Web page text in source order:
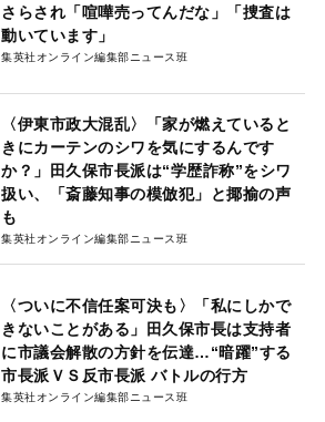
さらされ「喧嘩売ってんだな」「捜査は
動いています」
集英社オンライン編集部ニュース班
〈伊東市政大混乱〉「家が燃えていると
きにカーテンのシワを気にするんです
か？」田久保市長派は“学歴詐称”をシワ
扱い、「斎藤知事の模倣犯」と揶揄の声
も
集英社オンライン編集部ニュース班
〈ついに不信任案可決も〉「私にしかで
きないことがある」田久保市長は支持者
に市議会解散の方針を伝達…“暗躍”する
市長派ＶＳ反市長派 バトルの行方
集英社オンライン編集部ニュース班